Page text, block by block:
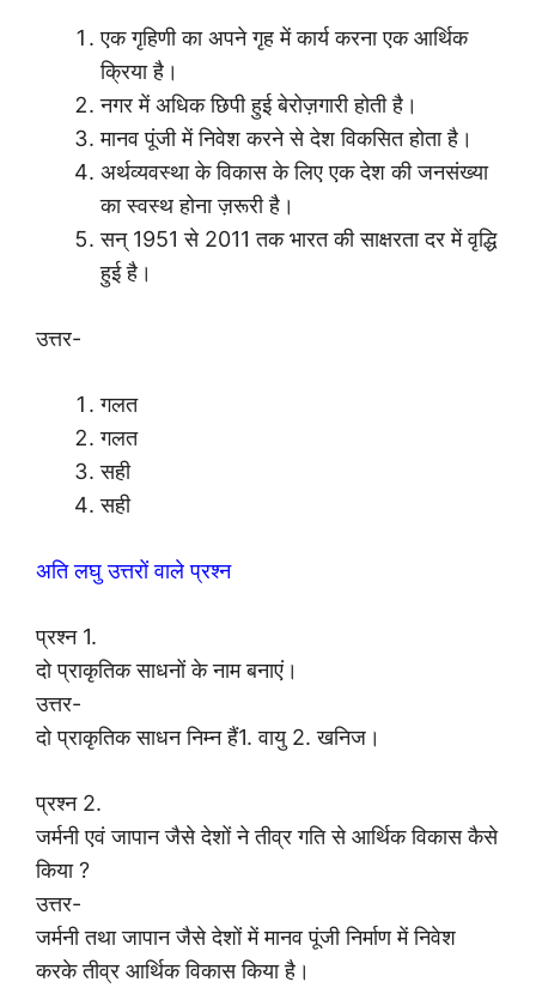
एक गृहिणी का अपने गृह में कार्य करना एक आर्थिक
क्रिया है।
नगर में अधिक छिपी हुई बेरोज़गारी होती है।
मानव पूंजी में निवेश करने से देश विकसित होता है।
अर्थव्यवस्था के विकास के लिए एक देश की जनसंख्या
का स्वस्थ होना ज़रूरी है।
सन् 1951 से 2011 तक भारत की साक्षरता दर में वृद्धि
हुई है।
उत्तर-
गलत
गलत
सही
सही
अति लघु उत्तरों वाले प्रश्न
प्रश्न 1.
दो प्राकृतिक साधनों के नाम बनाएं।
उत्तर-
दो प्राकृतिक साधन निम्न हैं1. वायु 2. खनिज।
प्रश्न 2.
जर्मनी एवं जापान जैसे देशों ने तीव्र गति से आर्थिक विकास कैसे
किया ?
उत्तर-
जर्मनी तथा जापान जैसे देशों में मानव पूंजी निर्माण में निवेश
करके तीव्र आर्थिक विकास किया है।